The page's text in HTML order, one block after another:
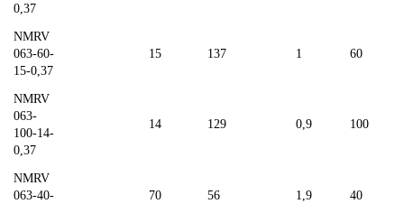
0,37
NMRV
063-60-
15-0,37
15 137 1 60
NMRV
063-
100-14-
0,37
14 129 0,9 100
NMRV
063-40-
70 56 1,9 40